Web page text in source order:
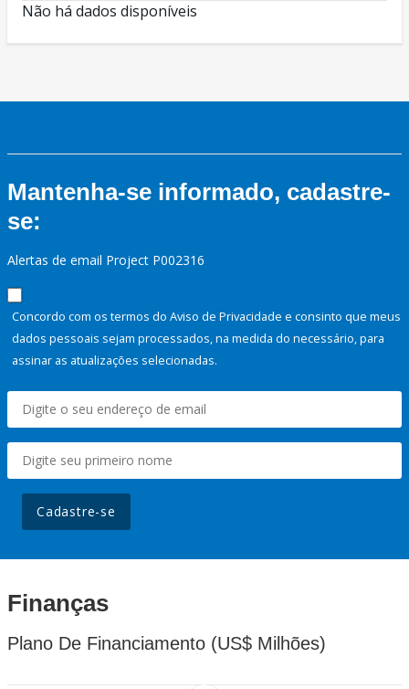
Não há dados disponíveis
Mantenha-se informado, cadastre-
se:
Alertas de email Project P002316
Concordo com os termos do Aviso de Privacidade e consinto que meus
dados pessoais sejam processados, na medida do necessário, para
assinar as atualizações selecionadas.
Cadastre-se
Finanças
Plano De Financiamento (US$ Milhões)